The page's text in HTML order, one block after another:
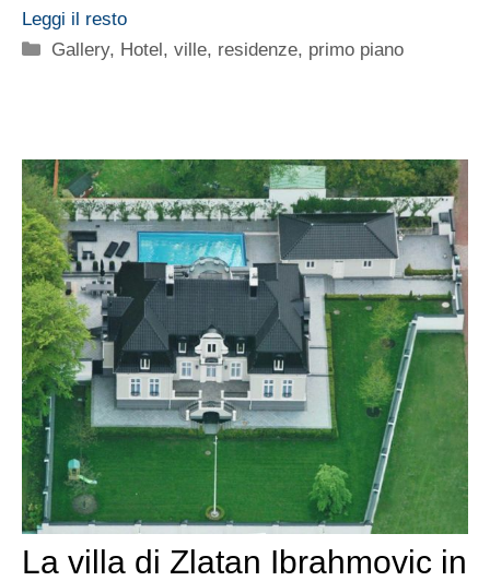
Leggi il resto
Categorie
Gallery, Hotel, ville, residenze, primo piano
La villa di Zlatan Ibrahmovic in